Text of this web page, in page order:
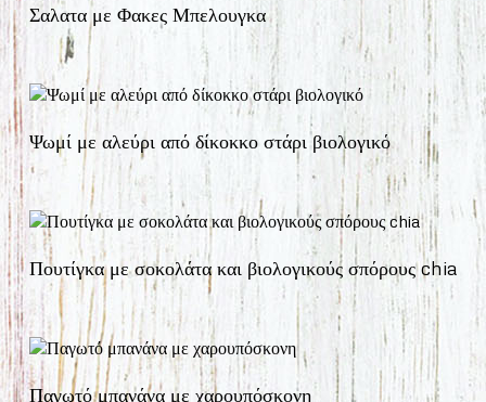
Σαλατα με Φακες Μπελουγκα
Ψωμί με αλεύρι από δίκοκκο στάρι βιολογικό
Πουτίγκα με σοκολάτα και βιολογικούς σπόρους chia
Παγωτό μπανάνα με χαρουπόσκονη